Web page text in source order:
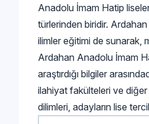
Anadolu İmam Hatip
türlerinden biridir.
ilimler eğitimi de sunarak,
Ardahan Anadolu İmam
araştırdığı bilgiler
ilahiyat fakülteleri ve
dilimleri, adayların lise